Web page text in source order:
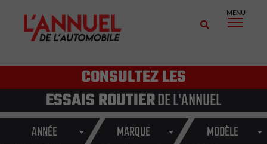
MENU
CONSULTEZ LES
ESSAIS ROUTIERDE L'ANNUEL
ANNÉE MARQUE MODÈLE